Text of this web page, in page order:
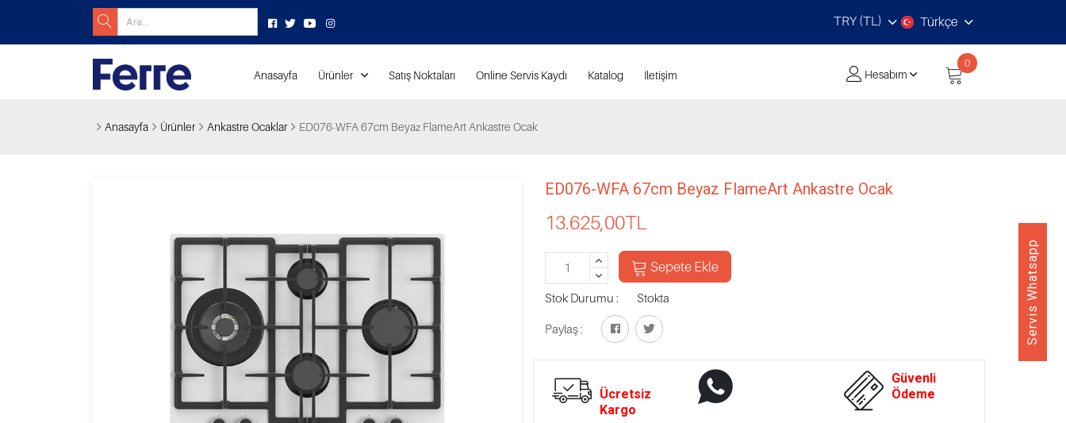
TRY (TL) Türkçe
Anasayfa Ürünler Satış Noktaları Online Servis Kaydı Katalog İletişim Hesabım
0
Anasayfa Ürünler Ankastre Ocaklar ED076-WFA 67cm Beyaz FlameArt Ankastre Ocak
ED076-WFA 67cm Beyaz FlameArt Ankastre Ocak
13.625,00TL
Sepete Ekle
Stok Durumu : Stokta
Paylaş :
Ücretsiz
Kargo
Güvenli
Ödeme
Servis Whatsapp